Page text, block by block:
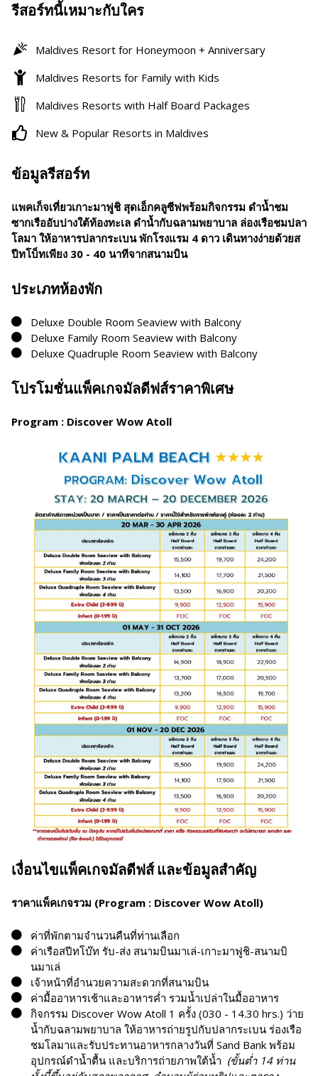
รีสอร์ทนี้เหมาะกับใคร
Maldives Resort for Honeymoon + Anniversary
Maldives Resorts for Family with Kids
Maldives Resorts with Half Board Packages
New & Popular Resorts in Maldives
ข้อมูลรีสอร์ท
แพคเก็จเที่ยวเกาะมาฟูชิ สุดเอ็กคลูซีฟพร้อมกิจกรรม ดำน้ำชม
ซากเรืออับปางใต้ท้องทะเล ดำน้ำกับฉลามพยาบาล ล่องเรือชมปลา
โลมา ให้อาหารปลากระเบนพักโรงแรม 4 ดาว เดินทางง่ายด้วยส
ปีทโบ็ทเพียง 30 - 40 นาทีจากสนามบิน
ประเภทห้องพัก
Deluxe Double Room Seaview with Balcony
Deluxe Family Room Seaview with Balcony
Deluxe Quadruple Room Seaview with Balcony
โปรโมชั่นแพ็คเกจมัลดีฟส์ราคาพิเศษ
Program : Discover Wow Atoll
เงื่อนไขแพ็คเกจมัลดีฟส์ และข้อมูลสำคัญ
ราคาแพ็คเกจรวม (Program : Discover Wow Atoll)
ค่าที่พักตามจำนวนคืนที่ท่านเลือก
ค่าเรือสปีทโบ๊ท รับ-ส่ง สนามบินมาเล่-เกาะมาฟูชิ-สนามบิ
นมาเล่
เจ้าหน้าที่อำนวยความสะดวกที่สนามบิน
ค่ามื้ออาหารเช้าและอาหารค่ำ รวมน้ำเปล่าในมื้ออาหาร
กิจกรรม Discover Wow Atoll 1 ครั้ง (030 - 14.30 hrs.) ว่าย
น้ำกับฉลามพยาบาล ให้อาหารถ่ายรูปกับปลากระเบน ร่องเรือ
ชมโลมาและรับประทานอาหารกลางวันที่ Sand Bank พร้อม
อุปกรณ์ดำน้ำตื้น และบริการถ่ายภาพใต้น้ำ (ขั้นต่ำ 14 ท่าน